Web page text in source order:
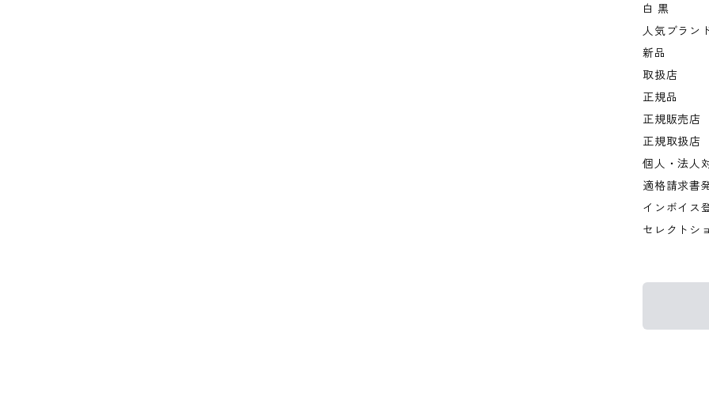
白 黒
人気ブラン
新品
取扱店
正規品
正規販売店
正規取扱店
個人・法人
適格請求書
インボイス
セレクトシ